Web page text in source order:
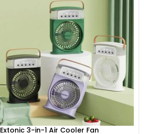
Extonic 3-in-1 Air Cooler Fan